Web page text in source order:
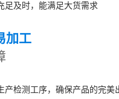
足及时，能满足大货需求
加工
产检测工序，确保产品的完美